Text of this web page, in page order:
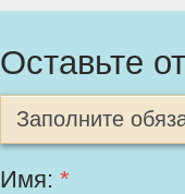
Оставьте
Заполните
Имя: *